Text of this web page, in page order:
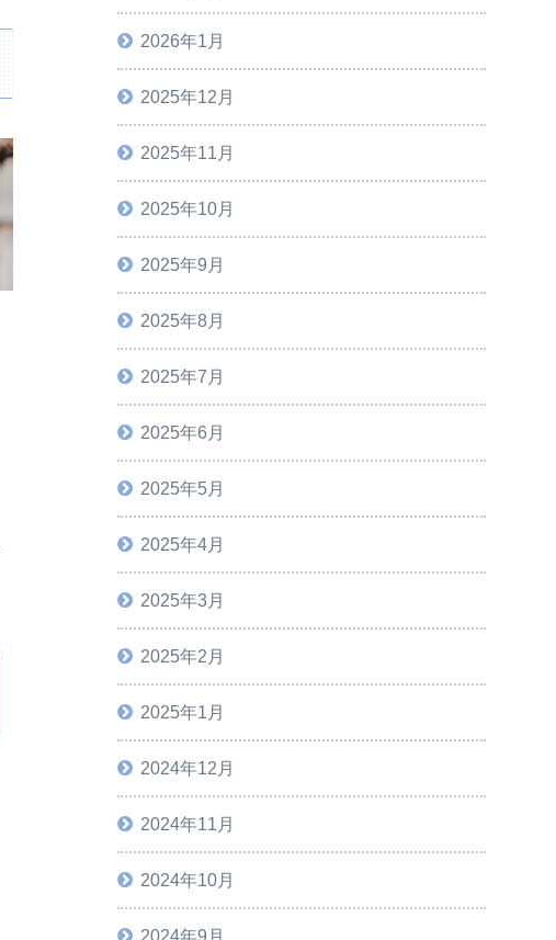
2026年1月
2025年12月
2025年11月
2025年10月
2025年9月
2025年8月
2025年7月
2025年6月
2025年5月
2025年4月
2025年3月
2025年2月
2025年1月
2024年12月
2024年11月
2024年10月
2024年9月